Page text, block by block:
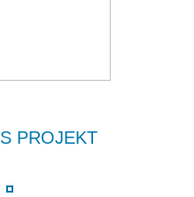
PROJEKT